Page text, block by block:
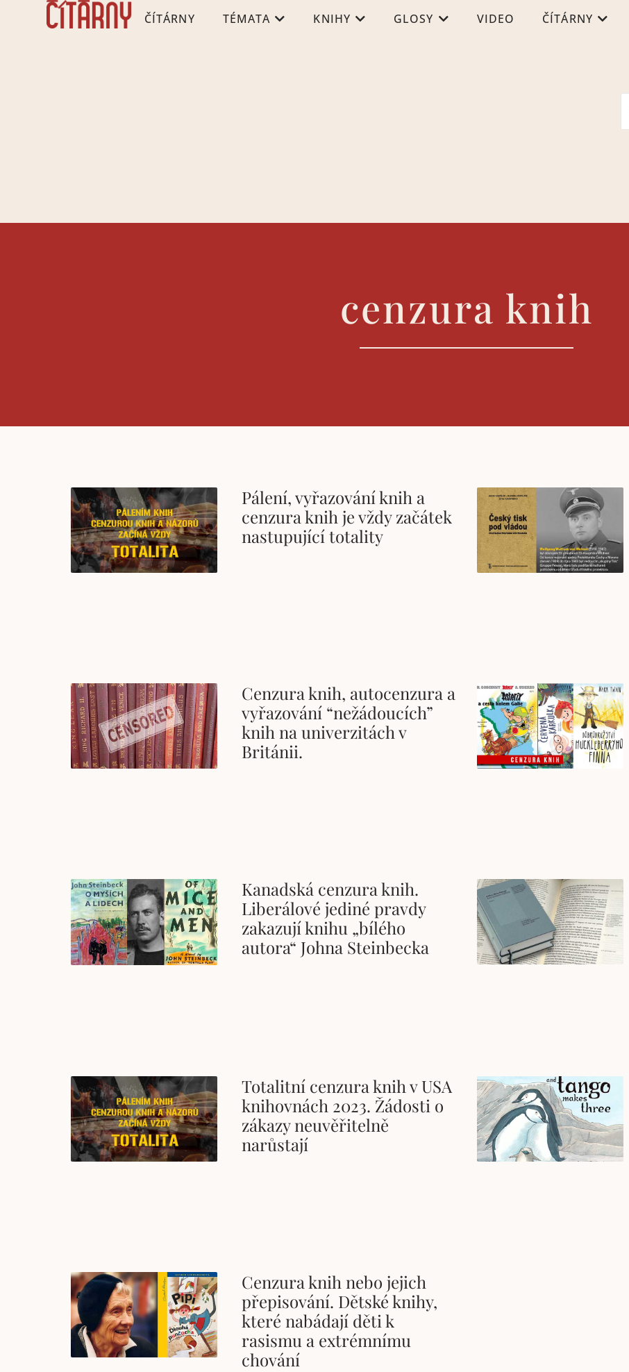
ČÍTÁRNY TÉMATA KNIHY GLOSY VIDEO ČÍTÁRNY
cenzura knih
Pálení, vyřazování knih a
cenzura knih je vždy začátek
nastupující totality
Cenzura knih, autocenzura a
vyřazování “nežádoucích”
knih na univerzitách v
Británii.
Kanadská cenzura knih.
Liberálové jediné pravdy
zakazují knihu „bílého
autora“ Johna Steinbecka
Totalitní cenzura knih v USA
knihovnách 2023. Žádosti o
zákazy neuvěřitelně
narůstají
Cenzura knih nebo jejich
přepisování. Dětské knihy,
které nabádají děti k
rasismu a extrémnímu
chování